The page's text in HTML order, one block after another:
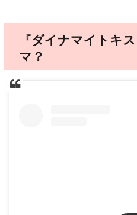
『ダイナマイトキ
マ？